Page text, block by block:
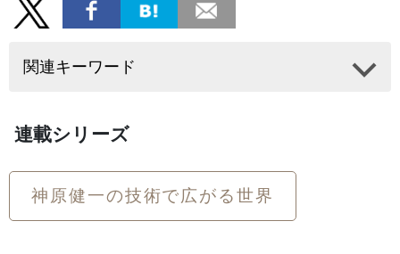
関連キーワード
連載シリーズ
神原健一の技術で広がる世界